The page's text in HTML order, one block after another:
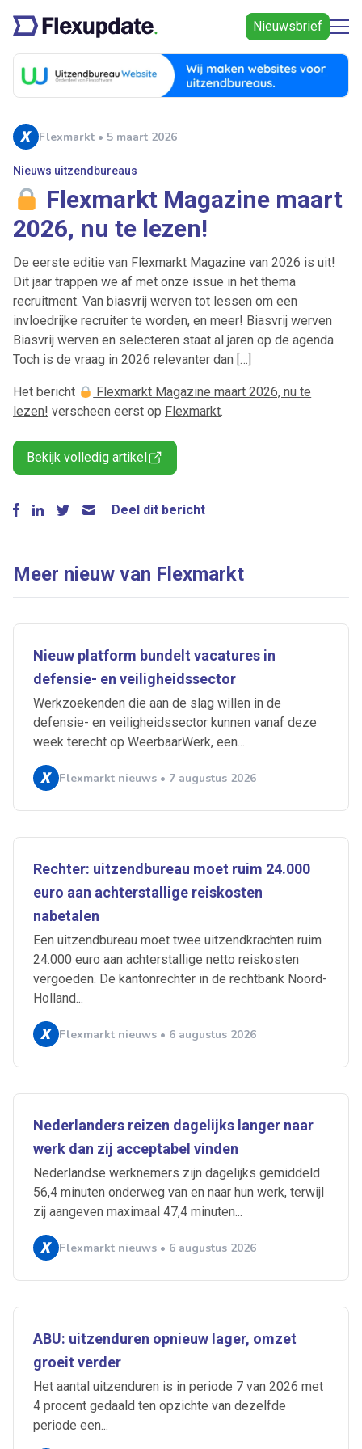
Nieuwsbrief
Flexmarkt • 5 maart 2026
Nieuws uitzendbureaus
Flexmarkt Magazine maart
2026, nu te lezen!
De eerste editie van Flexmarkt Magazine van 2026 is uit!
Dit jaar trappen we af met onze issue in het thema
recruitment. Van biasvrij werven tot lessen om een
invloedrijke recruiter te worden, en meer! Biasvrij werven
Biasvrij werven en selecteren staat al jaren op de agenda.
Toch is de vraag in 2026 relevanter dan […]
Het bericht
Flexmarkt Magazine maart 2026, nu te
lezen! verscheen eerst op Flexmarkt.
Bekijk volledig artikel
Deel dit bericht
Meer nieuw van Flexmarkt
Nieuw platform bundelt vacatures in
defensie- en veiligheidssector
Werkzoekenden die aan de slag willen in de
defensie- en veiligheidssector kunnen vanaf deze
week terecht op WeerbaarWerk, een...
Flexmarkt nieuws • 7 augustus 2026
Rechter: uitzendbureau moet ruim 24.000
euro aan achterstallige reiskosten
nabetalen
Een uitzendbureau moet twee uitzendkrachten ruim
24.000 euro aan achterstallige netto reiskosten
vergoeden. De kantonrechter in de rechtbank Noord-
Holland...
Flexmarkt nieuws • 6 augustus 2026
Nederlanders reizen dagelijks langer naar
werk dan zij acceptabel vinden
Nederlandse werknemers zijn dagelijks gemiddeld
56,4 minuten onderweg van en naar hun werk, terwijl
zij aangeven maximaal 47,4 minuten...
Flexmarkt nieuws • 6 augustus 2026
ABU: uitzenduren opnieuw lager, omzet
groeit verder
Het aantal uitzenduren is in periode 7 van 2026 met
4 procent gedaald ten opzichte van dezelfde
periode een...